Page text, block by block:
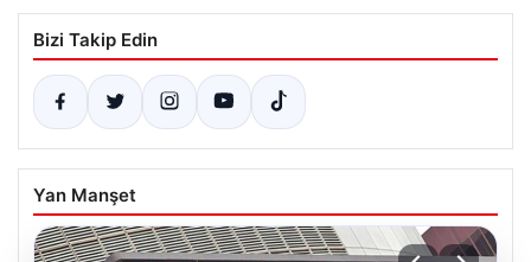
Bizi Takip Edin
Yan Manşet